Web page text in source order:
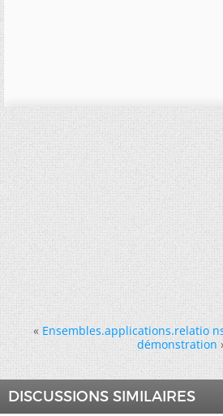
« Ensembles.applications.relatio
démonstration
DISCUSSIONS SIMILAIRES